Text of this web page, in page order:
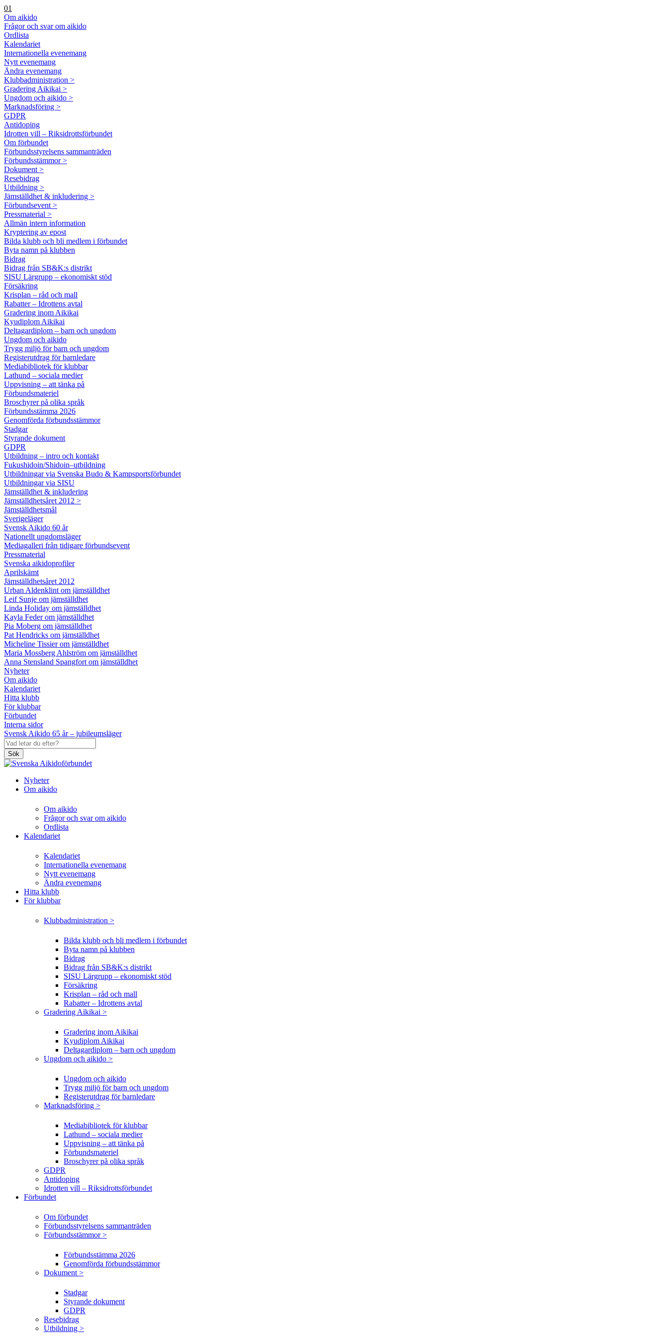
01
Om aikido
Frågor och svar om aikido
Ordlista
Kalendariet
Internationella evenemang
Nytt evenemang
Ändra evenemang
Klubbadministration >
Gradering Aikikai >
Ungdom och aikido >
Marknadsföring >
GDPR
Antidoping
Idrotten vill – Riksidrottsförbundet
Om förbundet
Förbundsstyrelsens sammanträden
Förbundsstämmor >
Dokument >
Resebidrag
Utbildning >
Jämställdhet & inkludering >
Förbundsevent >
Pressmaterial >
Allmän intern information
Kryptering av epost
Bilda klubb och bli medlem i förbundet
Byta namn på klubben
Bidrag
Bidrag från SB&K:s distrikt
SISU Lärgrupp – ekonomiskt stöd
Försäkring
Krisplan – råd och mall
Rabatter – Idrottens avtal
Gradering inom Aikikai
Kyudiplom Aikikai
Deltagardiplom – barn och ungdom
Ungdom och aikido
Trygg miljö för barn och ungdom
Registerutdrag för barnledare
Mediabibliotek för klubbar
Lathund – sociala medier
Uppvisning – att tänka på
Förbundsmateriel
Broschyrer på olika språk
Förbundsstämma 2026
Genomförda förbundsstämmor
Stadgar
Styrande dokument
GDPR
Utbildning – intro och kontakt
Fukushidoin/Shidoin–utbildning
Utbildningar via Svenska Budo & Kampsportsförbundet
Utbildningar via SISU
Jämställdhet & inkludering
Jämställdhetsåret 2012 >
Jämställdhetsmål
Sverigeläger
Svensk Aikido 60 år
Nationellt ungdomsläger
Mediagalleri från tidigare förbundsevent
Pressmaterial
Svenska aikidoprofiler
Aprilskämt
Jämställdhetsåret 2012
Urban Aldenklint om jämställdhet
Leif Sunje om jämställdhet
Linda Holiday om jämställdhet
Kayla Feder om jämställdhet
Pia Moberg om jämställdhet
Pat Hendricks om jämställdhet
Micheline Tissier om jämställdhet
Maria Mossberg Ahlström om jämställdhet
Anna Stensland Spangfort om jämställdhet
Nyheter
Om aikido
Kalendariet
Hitta klubb
För klubbar
Förbundet
Interna sidor
Svensk Aikido 65 år – jubileumsläger
Sök
Nyheter
Om aikido
Om aikido
Frågor och svar om aikido
Ordlista
Kalendariet
Kalendariet
Internationella evenemang
Nytt evenemang
Ändra evenemang
Hitta klubb
För klubbar
Klubbadministration >
Bilda klubb och bli medlem i förbundet
Byta namn på klubben
Bidrag
Bidrag från SB&K:s distrikt
SISU Lärgrupp – ekonomiskt stöd
Försäkring
Krisplan – råd och mall
Rabatter – Idrottens avtal
Gradering Aikikai >
Gradering inom Aikikai
Kyudiplom Aikikai
Deltagardiplom – barn och ungdom
Ungdom och aikido >
Ungdom och aikido
Trygg miljö för barn och ungdom
Registerutdrag för barnledare
Marknadsföring >
Mediabibliotek för klubbar
Lathund – sociala medier
Uppvisning – att tänka på
Förbundsmateriel
Broschyrer på olika språk
GDPR
Antidoping
Idrotten vill – Riksidrottsförbundet
Förbundet
Om förbundet
Förbundsstyrelsens sammanträden
Förbundsstämmor >
Förbundsstämma 2026
Genomförda förbundsstämmor
Dokument >
Stadgar
Styrande dokument
GDPR
Resebidrag
Utbildning >